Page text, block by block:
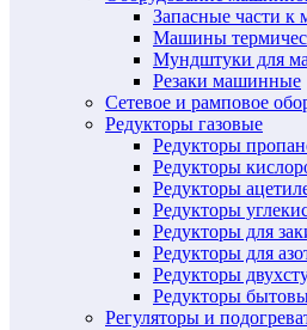
Запасные части к
Машины
Мундштуки для
Резаки машинные
Сетевое и рамповое
Редукторы газовые
Редукторы
Редукторы
Редукторы
Редукторы
Редукторы для
Редукторы для
Редукторы
Редукторы
Регуляторы и